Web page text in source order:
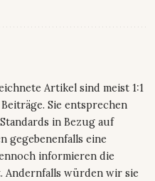
Artikel sind meist 1:1
Sie entsprechen
in Bezug auf
gegebenenfalls eine
informieren die
Andernfalls würden wir sie